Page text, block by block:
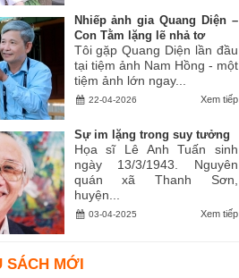
Nhiếp ảnh gia Quang Diện –
Con Tằm lặng lẽ nhả tơ
Tôi gặp Quang Diện lần đầu
tại tiệm ảnh Nam Hồng - một
tiệm ảnh lớn ngay...
Xem tiếp
22-04-2026
Sự im lặng trong suy tưởng
Họa sĩ Lê Anh Tuấn sinh
ngày 13/3/1943. Nguyên
quán xã Thanh Sơn,
huyện...
Xem tiếp
03-04-2025
SÁCH MỚI